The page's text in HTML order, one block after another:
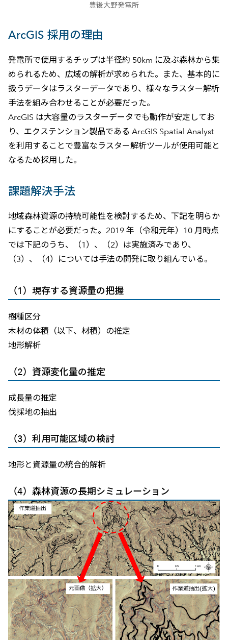
豊後大野発電所
ArcGIS 採用の理由
発電所で使用するチップは半径約 50km に及ぶ森林から集
められるため、広域の解析が求められた。また、基本的に
扱うデータはラスターデータであり、様々なラスター解析
手法を組み合わせることが必要だった。
ArcGIS は大容量のラスターデータでも動作が安定してお
り、エクステンション製品である ArcGIS Spatial Analyst
を利用することで豊富なラスター解析ツールが使用可能と
なるため採用した。
課題解決手法
地域森林資源の持続可能性を検討するため、下記を明らか
にすることが必要だった。2019 年（令和元年）10 月時点
では下記のうち、（1）、（2）は実施済みであり、
（3）、（4）については手法の開発に取り組んでいる。
（1）現存する資源量の把握
樹種区分
木材の体積（以下、材積）の推定
地形解析
（2）資源変化量の推定
成長量の推定
伐採地の抽出
（3）利用可能区域の検討
地形と資源量の統合的解析
（4）森林資源の長期シミュレーション